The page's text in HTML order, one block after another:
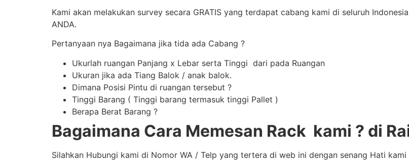
Kami akan melakukan survey secara GRATIS yang terdapat cabang kami di seluruh
ANDA.
Pertanyaan nya Bagaimana jika tida ada Cabang ?
Ukurlah ruangan Panjang x Lebar serta Tinggi dari pada Ruangan
Ukuran jika ada Tiang Balok / anak balok.
Dimana Posisi Pintu di ruangan tersebut ?
Tinggi Barang ( Tinggi barang termasuk tinggi Pallet )
Berapa Berat Barang ?
Bagaimana Cara Memesan Rack kami ? di
Silahkan Hubungi kami di Nomor WA / Telp yang tertera di web ini dengan senang Hati